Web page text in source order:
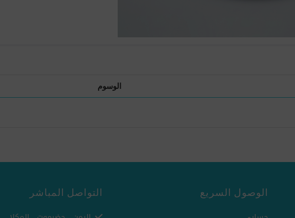
الوسوم
الوصول السريع التواصل المباشر